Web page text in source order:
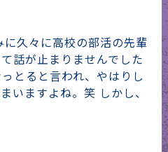
久々に高校の部活の先輩
話が止まりませんでした
とると言われ、やはりし
いますよね。笑 しかし、